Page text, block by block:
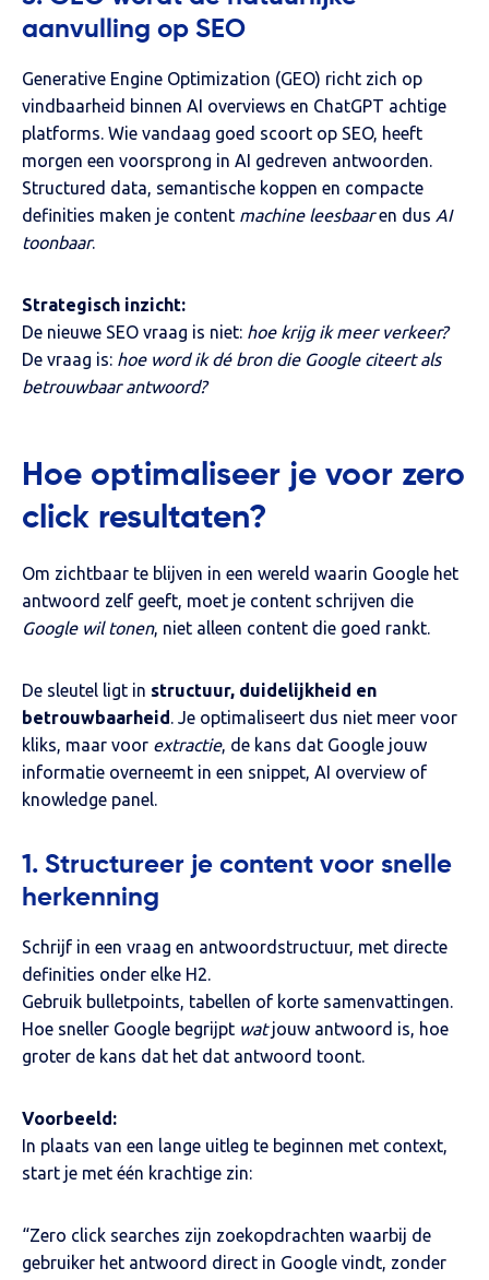
aanvulling op SEO
Generative Engine Optimization (GEO) richt zich op
vindbaarheid binnen AI overviews en ChatGPT achtige
platforms. Wie vandaag goed scoort op SEO, heeft
morgen een voorsprong in AI gedreven antwoorden.
Structured data, semantische koppen en compacte
definities maken je content machine leesbaaren dus AI
toonbaar.
Strategisch inzicht:
De nieuwe SEO vraag is niet: hoe krijg ik meer verkeer?
De vraag is: hoe word ik dé bron die Google citeert als
betrouwbaar antwoord?
Hoe optimaliseer je voor zero
click resultaten?
Om zichtbaar te blijven in een wereld waarin Google het
antwoord zelf geeft, moet je content schrijven die
Google wil tonen, niet alleen content die goed rankt.
De sleutel ligt in structuur, duidelijkheid en
betrouwbaarheid. Je optimaliseert dus niet meer voor
kliks, maar voor extractie, de kans dat Google jouw
informatie overneemt in een snippet, AI overview of
knowledge panel.
1. Structureer je content voor snelle
herkenning
Schrijf in een vraag en antwoordstructuur, met directe
definities onder elke H2.
Gebruik bulletpoints, tabellen of korte samenvattingen.
Hoe sneller Google begrijpt watjouw antwoord is, hoe
groter de kans dat het dat antwoord toont.
Voorbeeld:
In plaats van een lange uitleg te beginnen met context,
start je met één krachtige zin:
“Zero click searches zijn zoekopdrachten waarbij de
gebruiker het antwoord direct in Google vindt, zonder